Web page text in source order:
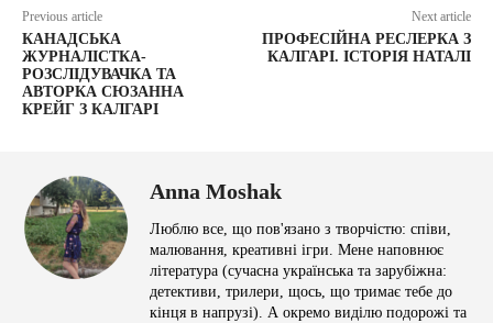
Previous article
КАНАДСЬКА
ЖУРНАЛІСТКА-
РОЗСЛІДУВАЧКА ТА
АВТОРКА СЮЗАННА
КРЕЙГ З КАЛГАРІ
Next article
ПРОФЕСІЙНА РЕСЛЕРКА З
КАЛГАРІ. ІСТОРІЯ НАТАЛІ
Anna Moshak
Люблю все, що пов'язано з творчістю: співи,
малювання, креативні ігри. Мене наповнює
література (сучасна українська та зарубіжна:
детективи, трилери, щось, що тримає тебе до
кінця в напрузі). А окремо виділю подорожі та